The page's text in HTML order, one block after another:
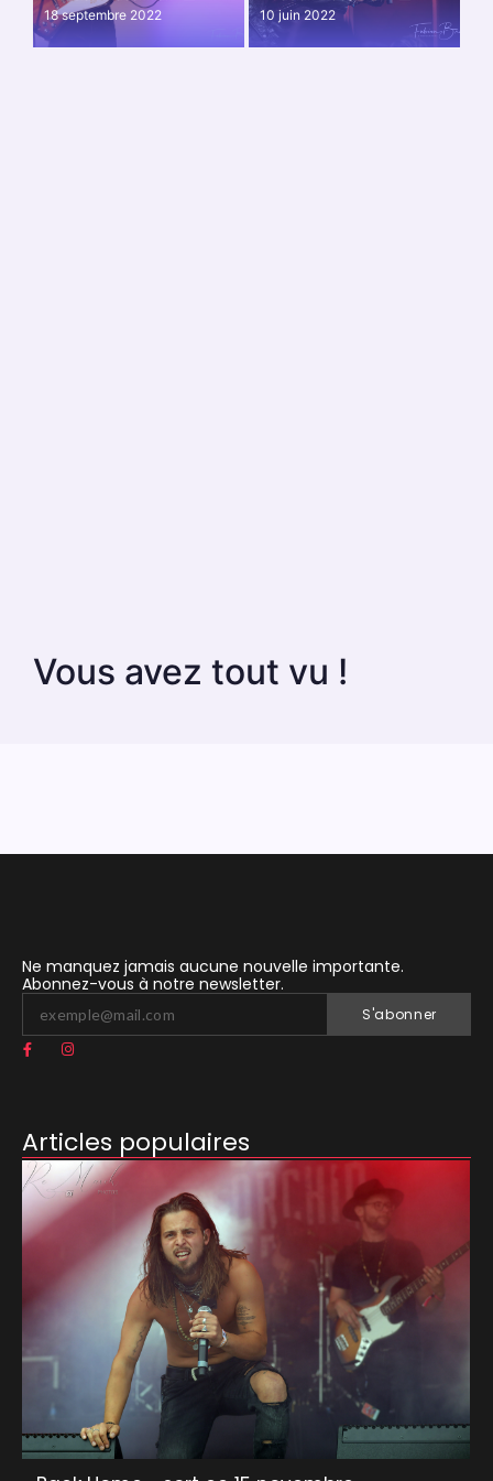
18 septembre 2022
10 juin 2022
Vous avez tout vu !
Ne manquez jamais aucune nouvelle importante.
Abonnez-vous à notre newsletter.
S'abonner
Articles populaires